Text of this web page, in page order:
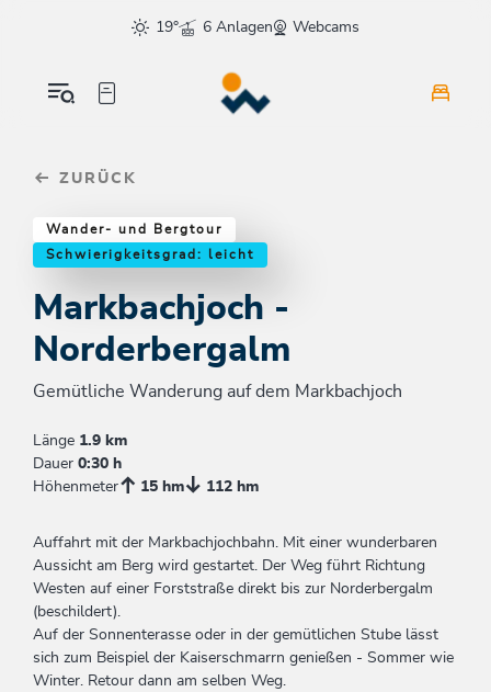
sr.skip-to.main-content
sr.skip-to.table-of-contents
sr.skip-to.main-navigation
19°
6 Anlagen Webcams
ZURÜCK
Wander- und Bergtour
Schwierigkeitsgrad: leicht
Markbachjoch -
Norderbergalm
Gemütliche Wanderung auf dem Markbachjoch
Länge 1.9 km
Dauer 0:30 h
Höhenmeter
15 hm 112 hm
Auffahrt mit der Markbachjochbahn. Mit einer wunderbaren
Aussicht am Berg wird gestartet. Der Weg führt Richtung
Westen auf einer Forststraße direkt bis zur Norderbergalm
(beschildert).
Auf der Sonnenterasse oder in der gemütlichen Stube lässt
sich zum Beispiel der Kaiserschmarrn genießen - Sommer wie
Winter. Retour dann am selben Weg.